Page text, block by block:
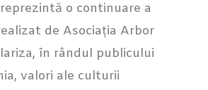
reprezintă o continuare a
de Asociația Arbor
în rândul publicului
valori ale culturii